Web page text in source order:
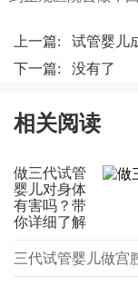
上一篇: 试管婴儿
下一篇: 没有了
相关阅读
做三代试管
婴儿对身体
有害吗？带
你详细了解
三代试管婴儿做宫